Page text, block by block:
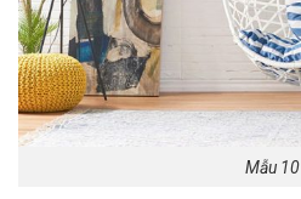
Mẫu 10